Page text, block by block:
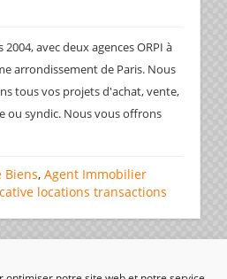
avec deux agences ORPI à
arrondissement de Paris. Nous
tous vos projets d'achat, vente,
ou syndic. Nous vous offrons
Biens, Agent Immobilier
locations transactions